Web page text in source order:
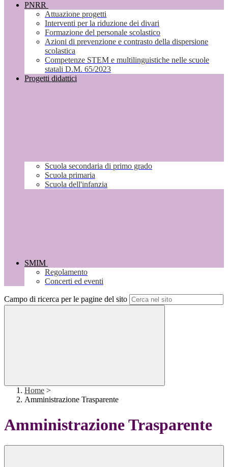
PNRR
Attuazione progetti
Interventi per la riduzione dei divari
Formazione del personale scolastico
Azioni di prevenzione e contrasto della dispersione
scolastica
Competenze STEM e multilinguistiche nelle scuole
statali D.M. 65/2023
Progetti didattici
Scuola secondaria di primo grado
Scuola primaria
Scuola dell'infanzia
SMIM
Regolamento
Concerti ed eventi
Campo di ricerca per le pagine del sito
Home >
Amministrazione Trasparente
Amministrazione Trasparente